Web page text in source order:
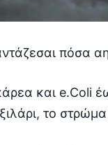
πόσα
και e.Coli
το